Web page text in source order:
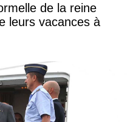
de la reine
leurs vacances à